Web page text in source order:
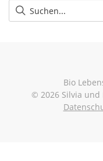
Bio
© 2026 Silvia und